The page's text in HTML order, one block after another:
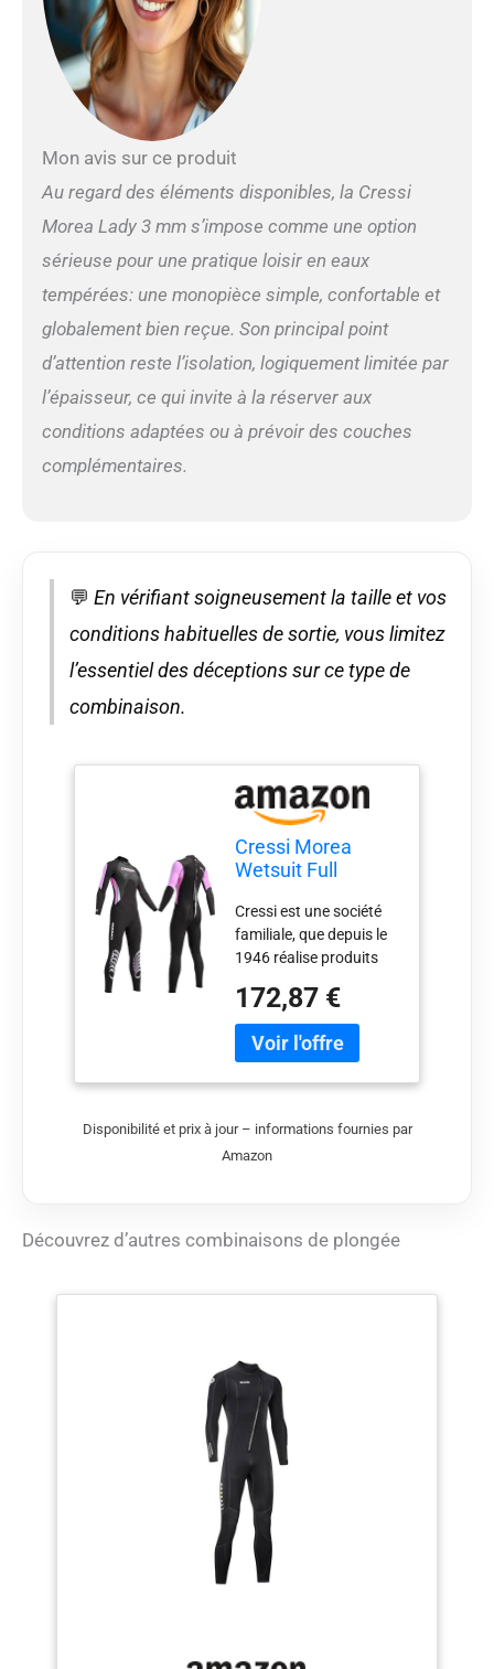
garantir une grande
facilité de natation.
Mon avis sur ce produit
Au regard des éléments disponibles, la Cressi
Morea Lady 3 mm s’impose comme une option
sérieuse pour une pratique loisir en eaux
tempérées: une monopièce simple, confortable et
globalement bien reçue. Son principal point
d’attention reste l’isolation, logiquement limitée par
l’épaisseur, ce qui invite à la réserver aux
conditions adaptées ou à prévoir des couches
complémentaires.
💬 En vérifiant soigneusement la taille et vos
conditions habituelles de sortie, vous limitez
l’essentiel des déceptions sur ce type de
combinaison.
Cressi Morea
Wetsuit Full
M/3
Cressi est une société
familiale, que depuis le
1946 réalise produits
Mono pièce pour les
eaux Tempérées, sans
cagoule, à manches et
3 mm, avec matériau
jambes et les bras Pour
fermeture dorsale ykk
lisse d'un côté. Les
jambes sont
préformées pour
garantir une grande
facilité de natation.
172,87 €
Disponibilité et prix à jour – informations fournies par
Amazon
Découvrez d’autres combinaisons de plongée